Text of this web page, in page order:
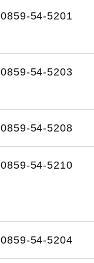
0859-54-5201
0859-54-5203
0859-54-5208
0859-54-5210
0859-54-5204